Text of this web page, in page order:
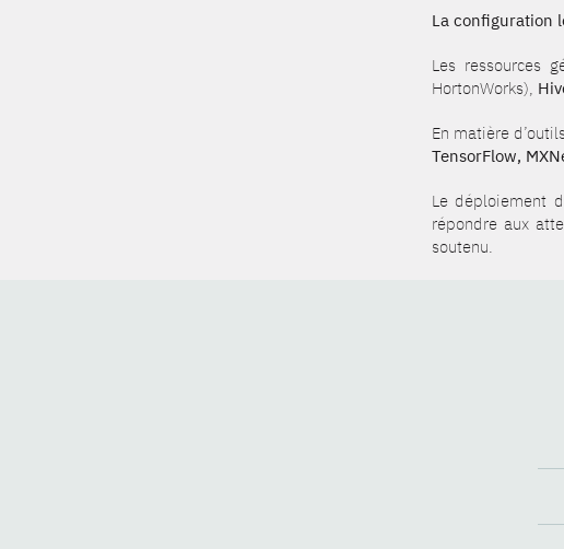
La configuration
Les ressources
HortonWorks),
En matière
TensorFlow,
Le déploiement
répondre aux
soutenu.